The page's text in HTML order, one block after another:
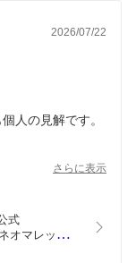
2026/07/22
人の見解です。
十本と買い変えて
ったと思います
さらに表示
式
オマレット